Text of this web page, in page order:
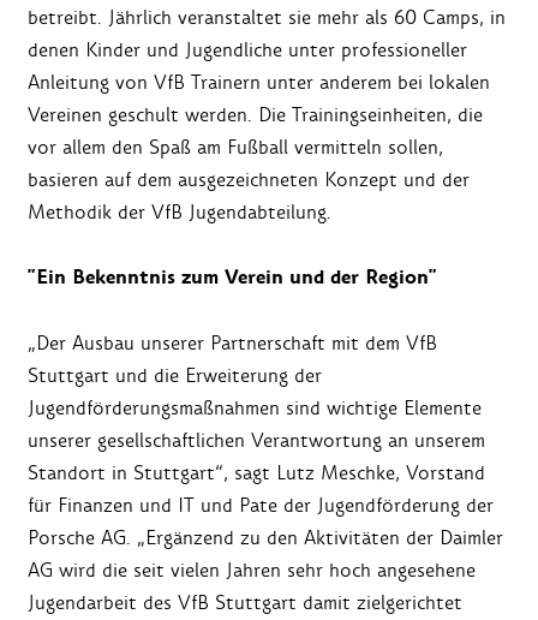
betreibt. Jährlich veranstaltet sie mehr als 60 Camps, in
denen Kinder und Jugendliche unter professioneller
Anleitung von VfB Trainern unter anderem bei lokalen
Vereinen geschult werden. Die Trainingseinheiten, die
vor allem den Spaß am Fußball vermitteln sollen,
basieren auf dem ausgezeichneten Konzept und der
Methodik der VfB Jugendabteilung.
"Ein Bekenntnis zum Verein und der Region"
„Der Ausbau unserer Partnerschaft mit dem VfB
Stuttgart und die Erweiterung der
Jugendförderungsmaßnahmen sind wichtige Elemente
unserer gesellschaftlichen Verantwortung an unserem
Standort in Stuttgart“, sagt Lutz Meschke, Vorstand
für Finanzen und IT und Pate der Jugendförderung der
Porsche AG. „Ergänzend zu den Aktivitäten der Daimler
AG wird die seit vielen Jahren sehr hoch angesehene
Jugendarbeit des VfB Stuttgart damit zielgerichtet